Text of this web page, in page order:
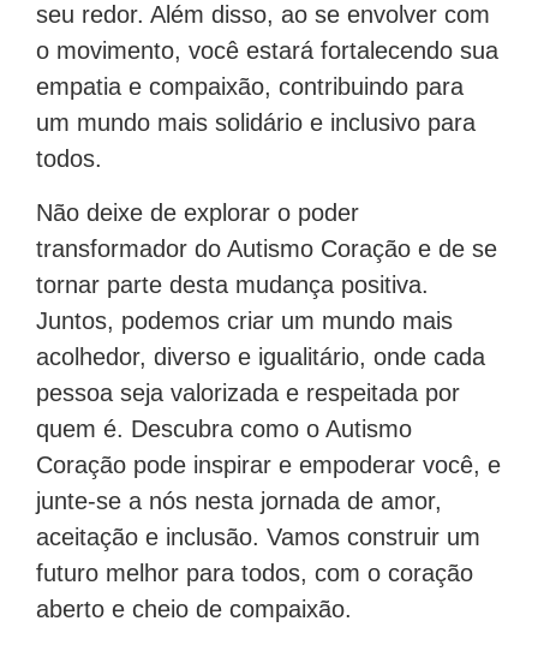
seu redor. Além disso, ao se envolver com
o movimento, você estará fortalecendo sua
empatia e compaixão, contribuindo para
um mundo mais solidário e inclusivo para
todos.
Não deixe de explorar o poder
transformador do Autismo Coração e de se
tornar parte desta mudança positiva.
Juntos, podemos criar um mundo mais
acolhedor, diverso e igualitário, onde cada
pessoa seja valorizada e respeitada por
quem é. Descubra como o Autismo
Coração pode inspirar e empoderar você, e
junte-se a nós nesta jornada de amor,
aceitação e inclusão. Vamos construir um
futuro melhor para todos, com o coração
aberto e cheio de compaixão.